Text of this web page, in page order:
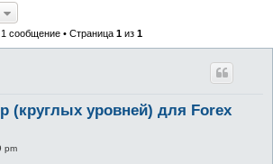
1 сообщение • Страница 1из 1
(круглых уровней) для Forex
pm